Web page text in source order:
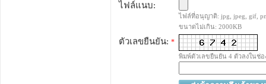
ไฟล์แนบ:
ไฟล์ที่อนุญาติ: jpg, jpeg, gif,
ขนาดไม่เกิน: 2000KB
ตัวเลขยืนยัน: *
พิมพ์ตัวเลขยืนยัน 4 ตัวลงในช่อ